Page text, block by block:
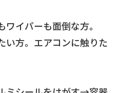
ワイパーも面倒な方。
い方。エアコンに触りた